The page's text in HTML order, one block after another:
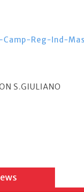
Reg-Ind-
S.GIULIANO